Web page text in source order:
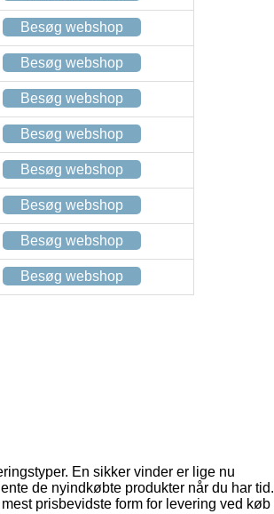
Besøg webshop
Besøg webshop
Besøg webshop
Besøg webshop
Besøg webshop
Besøg webshop
Besøg webshop
Besøg webshop
En sikker vinder er lige nu
de nyindkøbte produkter når du har tid.
prisbevidste form for levering ved køb